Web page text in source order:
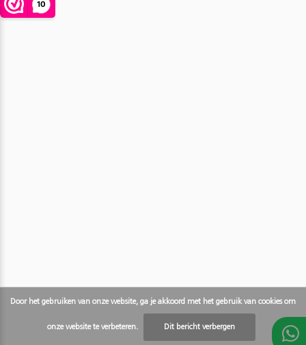
Door het gebruiken van onze website, ga je akkoord met het gebruik van cookies om
onze website te verbeteren. Dit bericht verbergen